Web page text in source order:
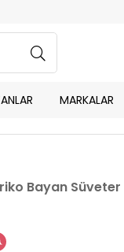
MARKALAR
Bayan Süveter